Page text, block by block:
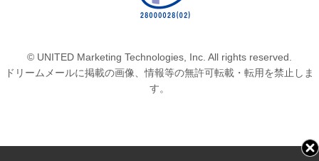
© UNITED Marketing Technologies, Inc. All rights reserved.
ドリームメールに掲載の画像、情報等の無許可転載・転用を禁止しま
す。